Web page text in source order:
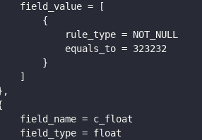
field_value = [
{
rule_type = NOT_NULL
equals_to = 323232
}
]
field_name = c_float
field_type = float